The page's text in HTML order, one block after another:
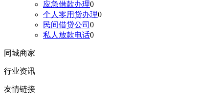
应急借款办理0
个人零用贷办理0
民间借贷公司 0
私人放款电话0
同城商家
行业资讯
友情链接